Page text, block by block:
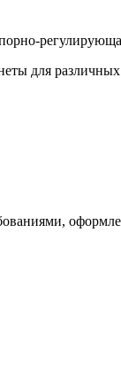
для различных